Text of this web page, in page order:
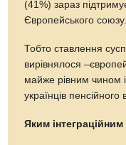
(41%) зараз
Європейського союзу.
Тобто ставлення
вирівнялося
майже рівним чином
українців пенсійного
Яким